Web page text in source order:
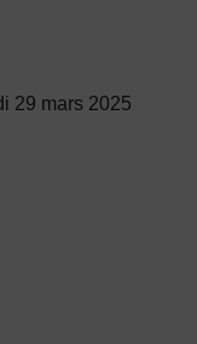
29 mars 2025